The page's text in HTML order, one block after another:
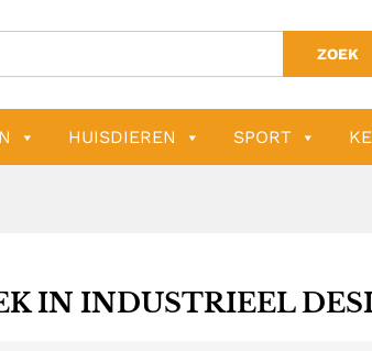
ZOEK
HUISDIEREN SPORT
IN INDUSTRIEEL